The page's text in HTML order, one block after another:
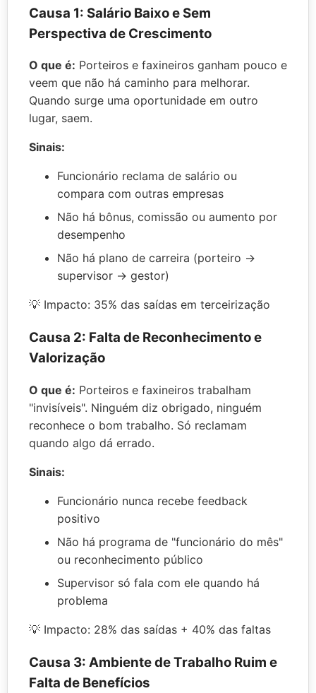
Causa 1: Salário Baixo e Sem
Perspectiva de Crescimento
O que é: Porteiros e faxineiros ganham pouco e
veem que não há caminho para melhorar.
Quando surge uma oportunidade em outro
lugar, saem.
Sinais:
Funcionário reclama de salário ou
compara com outras empresas
Não há bônus, comissão ou aumento por
desempenho
Não há plano de carreira (porteiro →
supervisor → gestor)
💡 Impacto: 35% das saídas em terceirização
Causa 2: Falta de Reconhecimento e
Valorização
O que é: Porteiros e faxineiros trabalham
"invisíveis". Ninguém diz obrigado, ninguém
reconhece o bom trabalho. Só reclamam
quando algo dá errado.
Sinais:
Funcionário nunca recebe feedback
positivo
Não há programa de "funcionário do mês"
ou reconhecimento público
Supervisor só fala com ele quando há
problema
💡 Impacto: 28% das saídas + 40% das faltas
Causa 3: Ambiente de Trabalho Ruim e
Falta de Benefícios